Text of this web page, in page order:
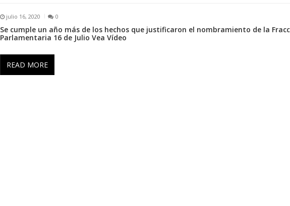
julio 16, 2020 0
Se cumple un año más de los hechos que justificaron el nombramiento de la
Parlamentaria 16 de Julio Vea Vídeo
READ MORE